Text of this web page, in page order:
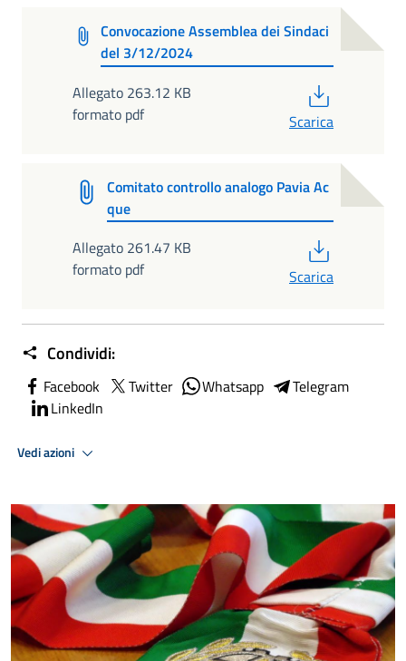
Convocazione Assemblea dei Sindaci
del 3/12/2024
Allegato 263.12 KB
formato pdf
Scarica
Comitato controllo analogo Pavia Ac
que
Allegato 261.47 KB
formato pdf
Scarica
Condividi:
Facebook Twitter Whatsapp
Telegram
LinkedIn
Vedi azioni